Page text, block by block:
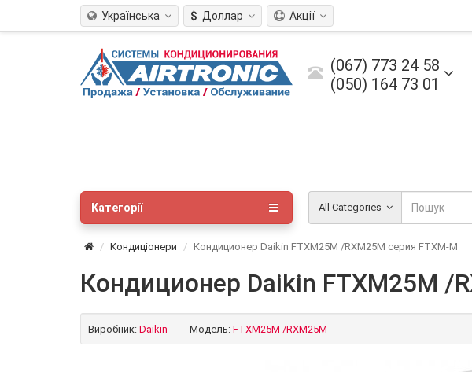
Українська $ Доллар Акції
(067) 773 24 58
(050) 164 73 01
All Categories
Категорії
Кондиціонери Кондиционер Daikin FTXM25M /RXM25M серия FTXM-M
Кондиционер Daikin FTXM25M /
Виробник: Daikin Модель: FTXM25M /RXM25M